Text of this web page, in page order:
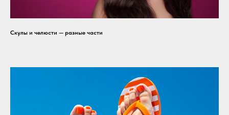
Скулы и челюсти — разные части